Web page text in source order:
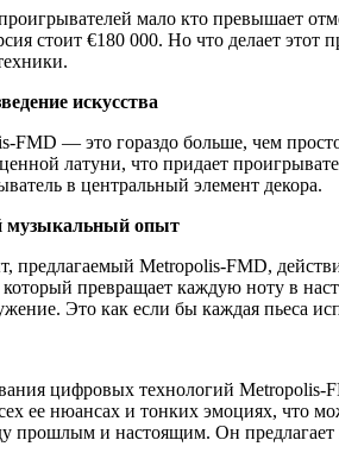
мало кто превышает
стоит €180 000. Но что делает
искусства
FMD — это гораздо больше, чем
латуни, что придает
в центральный элемент декора.
музыкальный опыт
Metropolis-FMD,
превращает каждую ноту в
Это как если бы каждая пьеса
цифровых технологий Metropolis-
ее нюансах и тонких эмоциях, что
прошлым и настоящим. Он предлагает